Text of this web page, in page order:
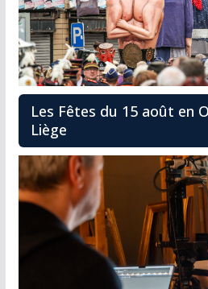
Les Fêtes du 15 août en
Liège